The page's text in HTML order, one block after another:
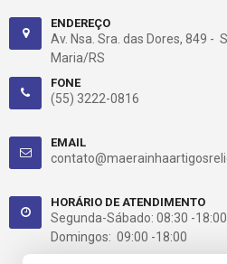
ENDEREÇO
Av. Nsa. Sra. das Dores, 849 -
Maria/RS
FONE
(55) 3222-0816
EMAIL
HORÁRIO DE ATENDIMENTO
Segunda-Sábado: 08:30 -18:00
Domingos: 09:00 -18:00